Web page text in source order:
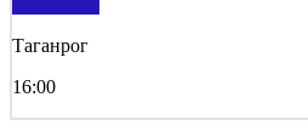
Таганрог
16:00